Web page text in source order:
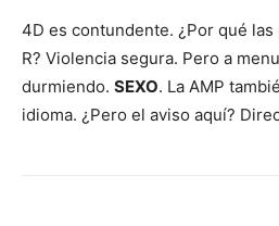
4D es contundente. ¿Por qué
R? Violencia segura. Pero a
durmiendo. SEXO. La AMP
idioma. ¿Pero el aviso aquí?